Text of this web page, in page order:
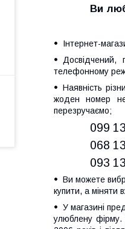
Ви
Інтернет-
Досвідчений,
телефонному
Наявність
жоден номер
перезручаємо;
099
068
093
Ви можете
купити, а міняти
У магазині
улюблену фірму.